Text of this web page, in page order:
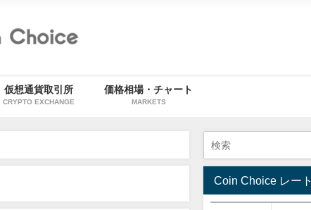
仮想通貨取引所
CRYPTO EXCHANGE
価格相場・チャート
MARKETS
Coin Choice レート